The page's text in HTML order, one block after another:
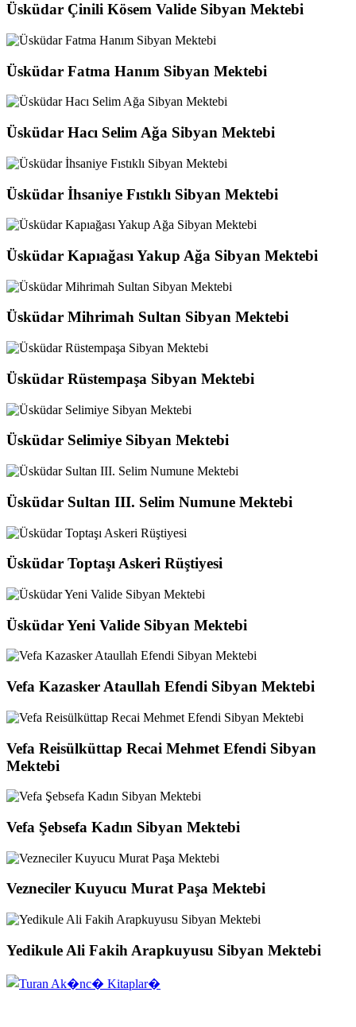
Üsküdar Çinili Kösem Valide Sibyan Mektebi
Üsküdar Fatma Hanım Sibyan Mektebi
Üsküdar Hacı Selim Ağa Sibyan Mektebi
Üsküdar İhsaniye Fıstıklı Sibyan Mektebi
Üsküdar Kapıağası Yakup Ağa Sibyan Mektebi
Üsküdar Mihrimah Sultan Sibyan Mektebi
Üsküdar Rüstempaşa Sibyan Mektebi
Üsküdar Selimiye Sibyan Mektebi
Üsküdar Sultan III. Selim Numune Mektebi
Üsküdar Toptaşı Askeri Rüştiyesi
Üsküdar Yeni Valide Sibyan Mektebi
Vefa Kazasker Ataullah Efendi Sibyan Mektebi
Vefa Reisülküttap Recai Mehmet Efendi Sibyan
Mektebi
Vefa Şebsefa Kadın Sibyan Mektebi
Vezneciler Kuyucu Murat Paşa Mektebi
Yedikule Ali Fakih Arapkuyusu Sibyan Mektebi